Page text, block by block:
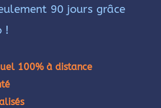
90 jours grâce
!
100% à distance